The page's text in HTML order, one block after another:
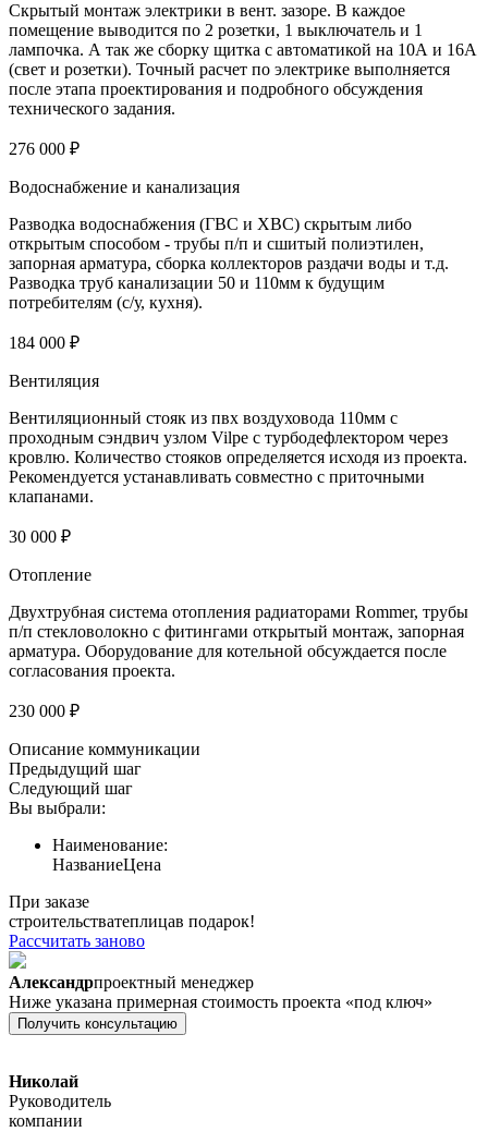
Скрытый монтаж электрики в вент. зазоре. В каждое
помещение выводится по 2 розетки, 1 выключатель и 1
лампочка. А так же сборку щитка с автоматикой на 10А и 16А
(свет и розетки). Точный расчет по электрике выполняется
после этапа проектирования и подробного обсуждения
технического задания.
276 000 ₽
Водоснабжение и канализация
Разводка водоснабжения (ГВС и ХВС) скрытым либо
открытым способом - трубы п/п и сшитый полиэтилен,
запорная арматура, сборка коллекторов раздачи воды и т.д.
Разводка труб канализации 50 и 110мм к будущим
потребителям (с/у, кухня).
184 000 ₽
Вентиляция
Вентиляционный стояк из пвх воздуховода 110мм с
проходным сэндвич узлом Vilpe с турбодефлектором через
кровлю. Количество стояков определяется исходя из проекта.
Рекомендуется устанавливать совместно с приточными
клапанами.
30 000 ₽
Отопление
Двухтрубная система отопления радиаторами Rommer, трубы
п/п стекловолокно с фитингами открытый монтаж, запорная
арматура. Оборудование для котельной обсуждается после
согласования проекта.
230 000 ₽
Описание коммуникации
Предыдущий шаг
Следующий шаг
Вы выбрали:
Наименование:
НазваниеЦена
При заказе
строительстватеплицав подарок!
Рассчитать заново
Александрпроектный менеджер
Ниже указана примерная стоимость проекта «под ключ»
Получить консультацию
Николай
Руководитель
компании